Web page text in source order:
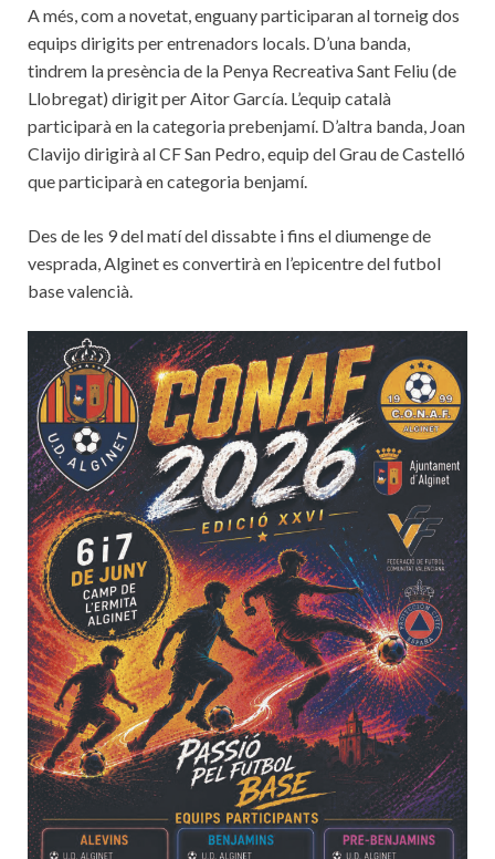
A més, com a novetat, enguany participaran al torneig dos
equips dirigits per entrenadors locals. D’una banda,
tindrem la presència de la Penya Recreativa Sant Feliu (de
Llobregat) dirigit per Aitor García. L’equip català
participarà en la categoria prebenjamí. D’altra banda, Joan
Clavijo dirigirà al CF San Pedro, equip del Grau de Castelló
que participarà en categoria benjamí.
Des de les 9 del matí del dissabte i fins el diumenge de
vesprada, Alginet es convertirà en l’epicentre del futbol
base valencià.